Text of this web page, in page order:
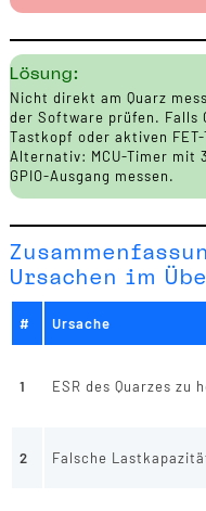
Lösung:
Nicht direkt am Quarz
der Software prüfen. Falls
Tastkopf oder aktiven
Alternativ: MCU-Timer mit
GPIO-Ausgang messen.
Ursachen im
# Ursache
1 ESR des Quarzes zu
2 Falsche